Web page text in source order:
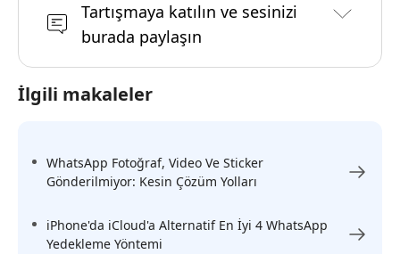
Tartışmaya katılın ve sesinizi
burada paylaşın
İlgili makaleler
WhatsApp Fotoğraf, Video Ve Sticker
Gönderilmiyor: Kesin Çözüm Yolları
iPhone'da iCloud'a Alternatif En İyi 4 WhatsApp
Yedekleme Yöntemi